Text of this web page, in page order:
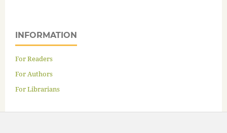
INFORMATION
For Readers
For Authors
For Librarians